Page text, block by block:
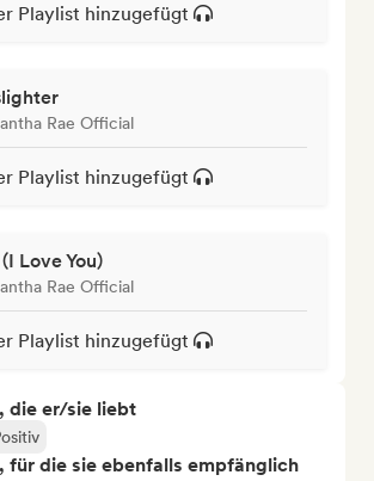
Playlist hinzugefügt
Rae Official
Playlist hinzugefügt
Love You)
Rae Official
Playlist hinzugefügt
die er/sie liebt
für die sie ebenfalls empfänglich